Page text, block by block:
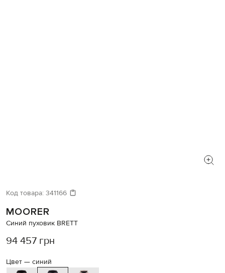
Код товара: 341166
MOORER
Синий пуховик BRETT
94 457 грн
Цвет — синий